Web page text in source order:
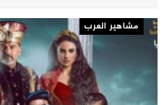
مشاهير العرب